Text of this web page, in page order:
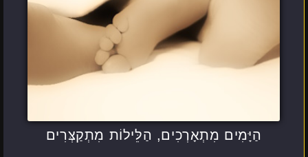
הַיָּמִים מִתְאָרְכִים, הַלֵּילוֹת מִתְקַצְּרִים